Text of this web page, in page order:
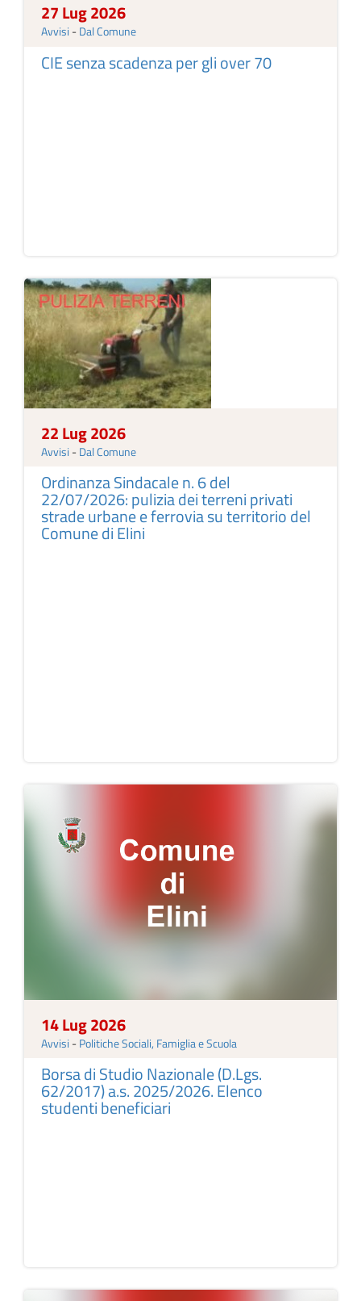
27 Lug 2026
Avvisi - Dal Comune
CIE senza scadenza per gli over 70
22 Lug 2026
Avvisi - Dal Comune
Ordinanza Sindacale n. 6 del
22/07/2026: pulizia dei terreni privati
strade urbane e ferrovia su territorio del
Comune di Elini
14 Lug 2026
Avvisi - Politiche Sociali, Famiglia e Scuola
Borsa di Studio Nazionale (D.Lgs.
62/2017) a.s. 2025/2026. Elenco
studenti beneficiari